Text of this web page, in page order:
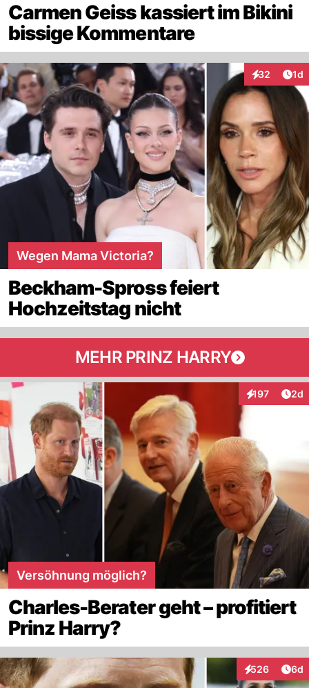
Carmen Geiss kassiert im Bikini
bissige Kommentare
32
Interaktionen
1d
Wegen Mama Victoria?
Beckham-Spross feiert
Hochzeitstag nicht
MEHR PRINZ HARRY
197
Interaktionen
2d
Versöhnung möglich?
Charles-Berater geht – profitiert
Prinz Harry?
526
Interaktionen
6d